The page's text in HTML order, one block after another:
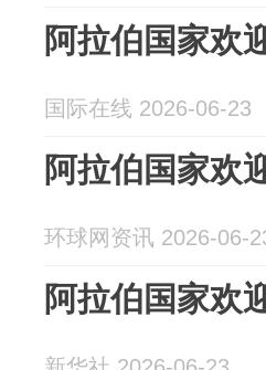
阿拉伯国家欢
国际在线 2026-06-23
阿拉伯国家欢
环球网资讯 2026-06-
阿拉伯国家欢